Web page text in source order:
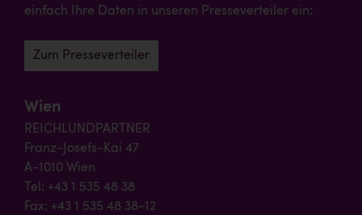
einfach Ihre Daten in unseren Presseverteiler ein:
Zum Presseverteiler
Wien
REICHLUNDPARTNER
Franz-Josefs-Kai 47
A-1010 Wien
Tel: +43 1 535 48 38
Fax: +43 1 535 48 38-12